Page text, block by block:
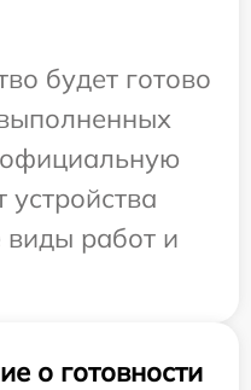
будет готово
виды работ и
о готовности